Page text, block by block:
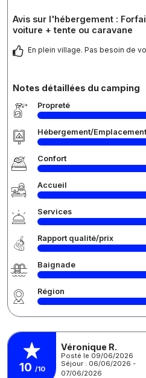
Avis sur l'hébergement :
voiture + tente ou caravane
En plein village. Pas besoin de
Notes détaillées du camping
Propreté
Hébergement/Emplacement
Confort
Accueil
Services
Rapport qualité/prix
Baignade
Région
10 /10
Véronique R.
Posté le 09/06/2026
Séjour : 06/06/2026 -
07/06/2026